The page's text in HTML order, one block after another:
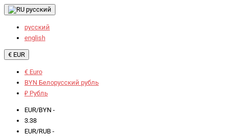
русский
русский
english
€ EUR
€ Euro
BYN Белорусский рубль
₽ Рубль
EUR/BYN -
3.38
EUR/RUB -